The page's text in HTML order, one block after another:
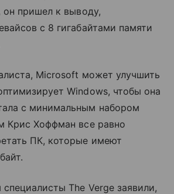
он пришел к выводу,
с 8 гигабайтами памяти
Microsoft может улучшить
Windows, чтобы она
с минимальным набором
Крис Хоффман все равно
ПК, которые имеют
The Verge заявили,